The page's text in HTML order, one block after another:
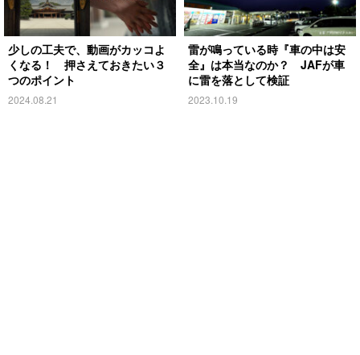
少しの工夫で、動画がカッコよ
くなる！ 押さえておきたい３
つのポイント
2024.08.21
雷が鳴っている時『車の中は安
全』は本当なのか？ JAFが車
に雷を落として検証
2023.10.19